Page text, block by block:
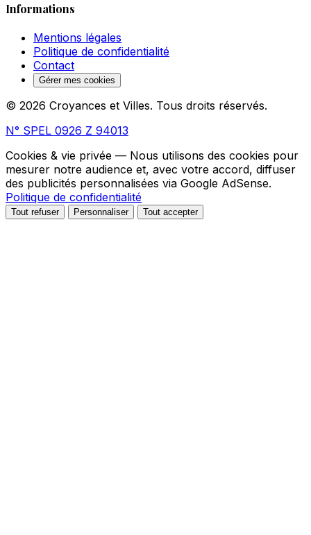
Informations
Mentions légales
Politique de confidentialité
Contact
Gérer mes cookies
© 2026 Croyances et Villes. Tous droits réservés.
N° SPEL 0926 Z 94013
Cookies & vie privée — Nous utilisons des cookies pour
mesurer notre audience et, avec votre accord, diffuser
des publicités personnalisées via Google AdSense.
Politique de confidentialité
Tout refuser Personnaliser Tout accepter